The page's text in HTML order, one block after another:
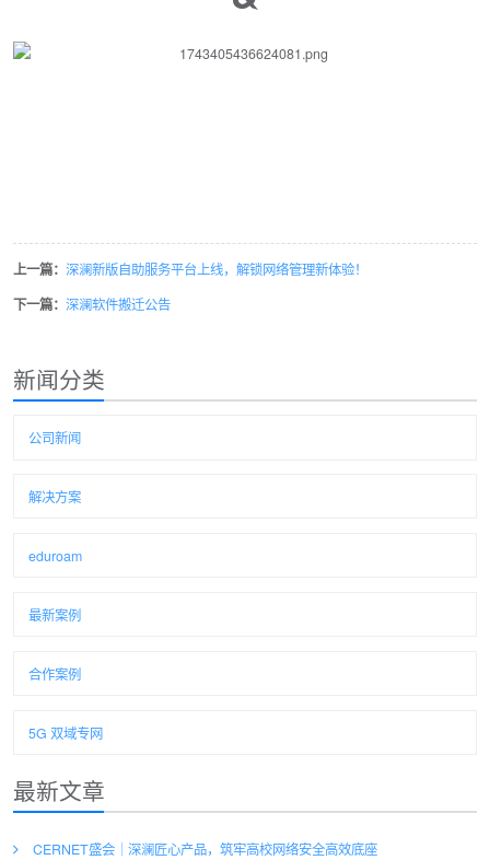
上一篇：深澜新版自助服务平台上线，解锁网络管理新体验！
下一篇：深澜软件搬迁公告
新闻分类
公司新闻
解决方案
eduroam
最新案例
合作案例
5G 双域专网
最新文章
CERNET盛会｜深澜匠心产品，筑牢高校网络安全高效底座